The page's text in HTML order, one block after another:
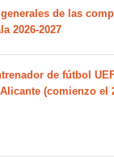
de las
2026-2027
de fútbol
(comienzo el